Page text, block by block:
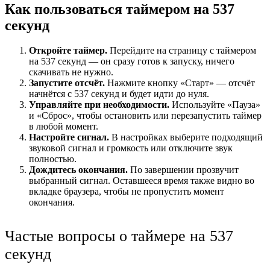
НАСТРОЙКИ
Как пользоваться таймером на 537
секунд
Откройте таймер. Перейдите на страницу с таймером
на 537 секунд — он сразу готов к запуску, ничего
скачивать не нужно.
Запустите отсчёт. Нажмите кнопку «Старт» — отсчёт
начнётся с 537 секунд и будет идти до нуля.
Управляйте при необходимости. Используйте «Пауза»
и «Сброс», чтобы остановить или перезапустить таймер
в любой момент.
Настройте сигнал. В настройках выберите подходящий
звуковой сигнал и громкость или отключите звук
полностью.
Дождитесь окончания. По завершении прозвучит
выбранный сигнал. Оставшееся время также видно во
вкладке браузера, чтобы не пропустить момент
окончания.
Частые вопросы о таймере на 537
секунд